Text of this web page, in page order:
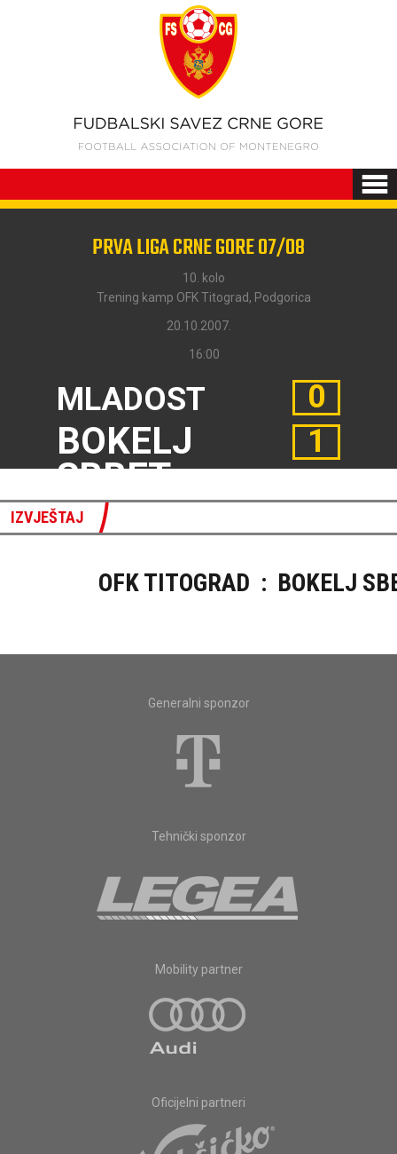
PRVA LIGA CRNE GORE 07/08
10. kolo
Trening kamp OFK Titograd, Podgorica
20.10.2007.
16:00
MLADOST
BOKELJ
SBBET
0
1
IZVJEŠTAJ
OFK TITOGRAD : BOKELJ
Generalni sponzor
Tehnički sponzor
Mobility partner
Oficijelni partneri